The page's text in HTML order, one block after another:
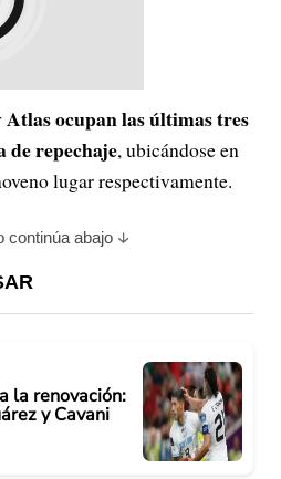
ocupan las últimas tres
de repechaje, ubicándose en
lugar respectivamente.
continúa abajo
la renovación:
y Cavani